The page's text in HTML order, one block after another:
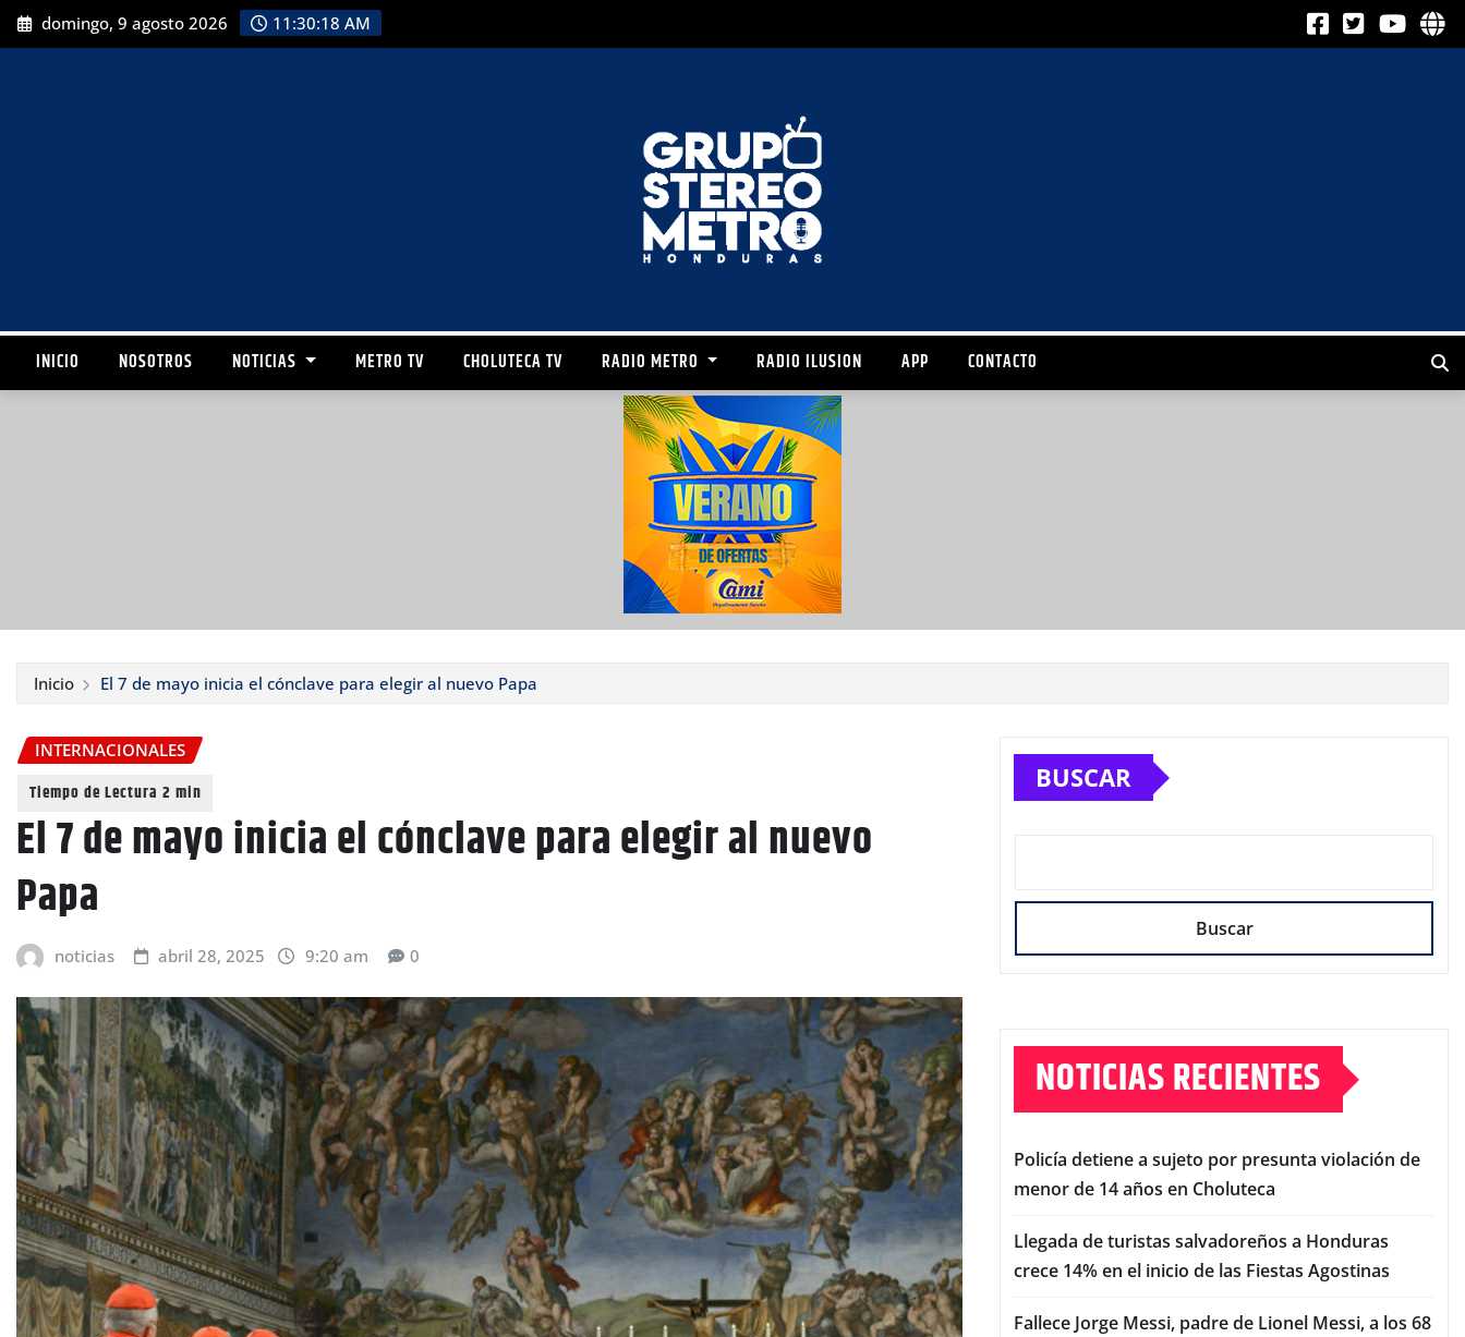
domingo, 9 agosto 2026 11:30:20 AM
INICIO NOSOTROS NOTICIAS METRO TV CHOLUTECA TV RADIO METRO RADIO ILUSION APP CONTACTO
Inicio El 7 de mayo inicia el cónclave para elegir al nuevo Papa
INTERNACIONALES
El 7 de mayo inicia el cónclave para elegir al nuevo
Papa
noticias abril 28, 2025 9:20 am 0
BUSCAR
Buscar
NOTICIAS RECIENTES
Policía detiene a sujeto por presunta violación de
menor de 14 años en Choluteca
Llegada de turistas salvadoreños a Honduras
crece 14% en el inicio de las Fiestas Agostinas
Fallece Jorge Messi, padre de Lionel Messi, a los 68